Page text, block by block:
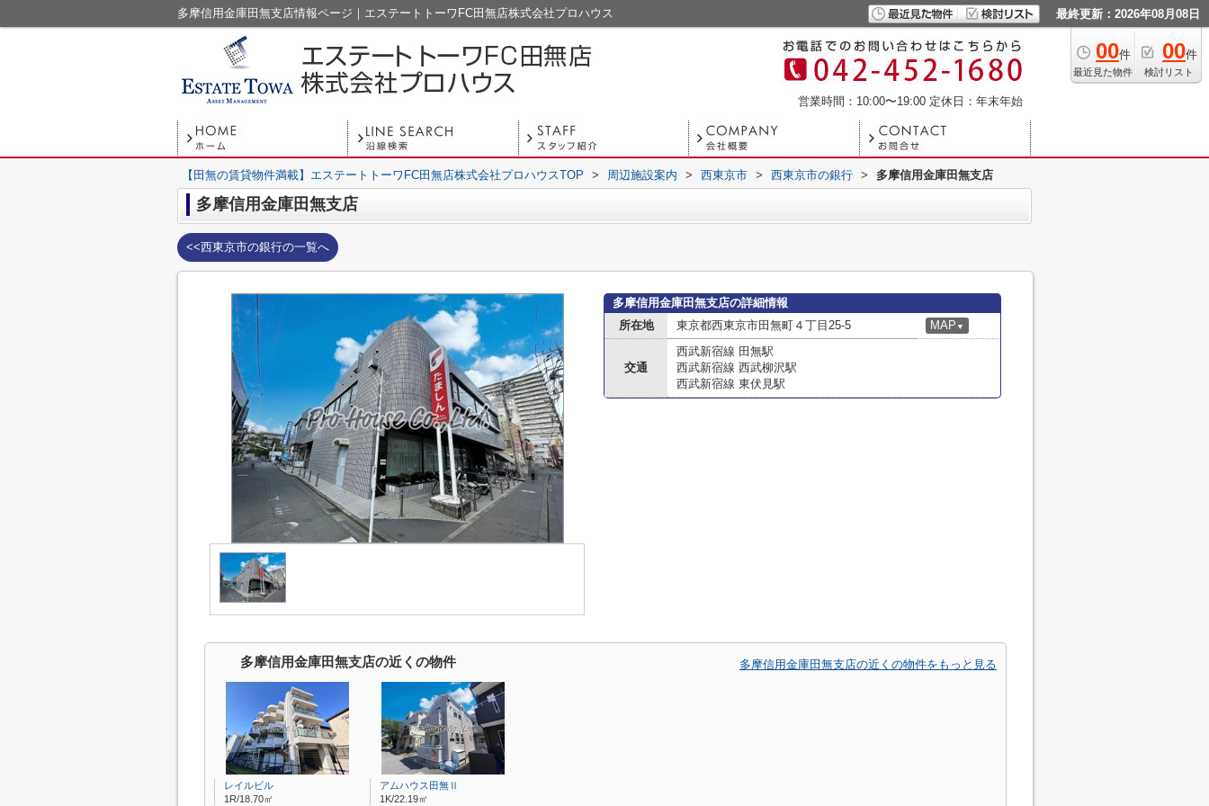
多摩信用金庫田無支店情報ページ｜エステートトーワFC田無店株式会社プロハウス 最終更新：2026年08月08日
00件
最近見た物件
00件
検討リスト
営業時間：10:00〜19:00 定休日：年末年始
【田無の賃貸物件満載】エステートトーワFC田無店株式会社プロハウスTOP > 周辺施設案内 > 西東京市 > 西東京市の銀行 > 多摩信用金庫田無支店
多摩信用金庫田無支店
<<西東京市の銀行の一覧へ
多摩信用金庫田無支店の詳細情報
所在地
東京都西東京市田無町４丁目25-5 MAP ▼
交通
西武新宿線 田無駅
西武新宿線 西武柳沢駅
西武新宿線 東伏見駅
多摩信用金庫田無支店の近くの物件 多摩信用金庫田無支店の近くの物件をもっと見る
レイルビル
1R/18.70㎡
アムハウス田無Ⅱ
1K/22.19㎡